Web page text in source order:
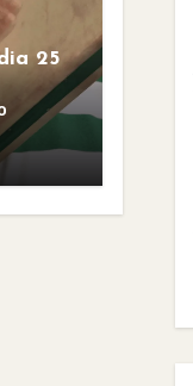
25